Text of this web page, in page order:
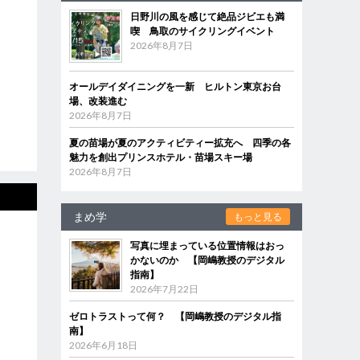
日野川の風を感じて絶品ジビエも満
喫 鳥取のサイクリングイベント
2026年8月7日
オールデイダイニングを一新 ヒルトン東京お台
場、改装進む
2026年8月7日
夏の苗場が夏のアクティビティー拡充へ 四季の各
魅力を創出プリンスホテル・苗場スキー場
2026年8月7日
まめ学 もっと見る
写真に埋まっている位置情報はおっ
かないのか 【岡嶋教授のデジタル
指南】
2026年7月22日
ゼロトラストって何？ 【岡嶋教授のデジタル指
南】
2026年6月18日